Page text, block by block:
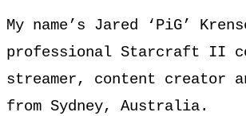
My name’s Jared ‘PiG’
professional Starcraft II
streamer, content creator
from Sydney, Australia.